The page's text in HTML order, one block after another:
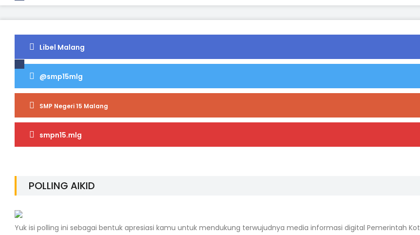
Libel Malang
@smp15mlg
SMP Negeri 15 Malang
smpn15.mlg
POLLING AIKID
Yuk isi polling ini sebagai bentuk apresiasi kamu untuk mendukung terwujudnya media informasi digital Pemerintah